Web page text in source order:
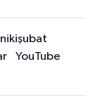
YouTube